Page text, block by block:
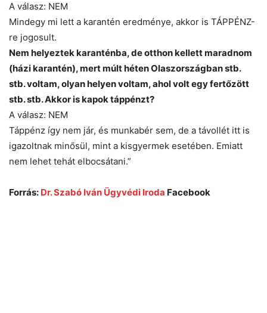
A válasz: NEM
Mindegy mi lett a karantén eredménye, akkor is TÁPPÉNZ-
re jogosult.
Nem helyeztek karanténba, de otthon kellett maradnom
(házi karantén), mert múlt héten Olaszországban stb.
stb. voltam, olyan helyen voltam, ahol volt egy fertőzött
stb. stb. Akkor is kapok táppénzt?
A válasz: NEM
Táppénz így nem jár, és munkabér sem, de a távollét itt is
igazoltnak minősül, mint a kisgyermek esetében. Emiatt
nem lehet tehát elbocsátani.”
Forrás: Dr. Szabó Iván Ügyvédi Iroda Facebook